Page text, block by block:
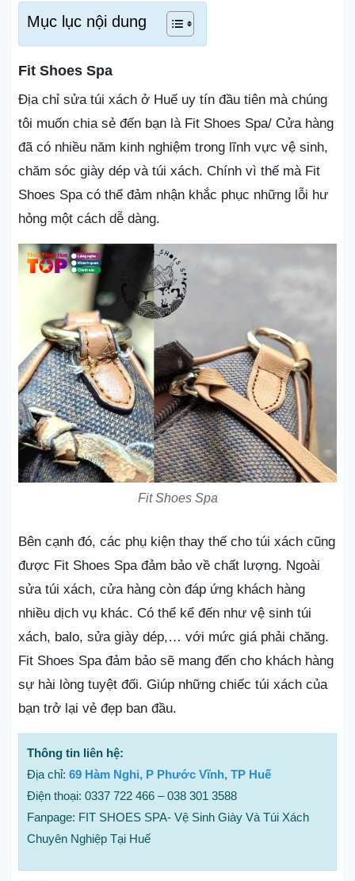
Mục lục nội dung
Fit Shoes Spa
Địa chỉ sửa túi xách ở Huế uy tín đầu tiên mà chúng
tôi muốn chia sẻ đến bạn là Fit Shoes Spa/ Cửa hàng
đã có nhiều năm kinh nghiệm trong lĩnh vực vệ sinh,
chăm sóc giày dép và túi xách. Chính vì thế mà Fit
Shoes Spa có thể đảm nhận khắc phục những lỗi hư
hỏng một cách dễ dàng.
Fit Shoes Spa
Bên cạnh đó, các phụ kiện thay thế cho túi xách cũng
được Fit Shoes Spa đảm bảo về chất lượng. Ngoài
sửa túi xách, cửa hàng còn đáp ứng khách hàng
nhiều dịch vụ khác. Có thể kể đến như vệ sinh túi
xách, balo, sửa giày dép,… với mức giá phải chăng.
Fit Shoes Spa đảm bảo sẽ mang đến cho khách hàng
sự hài lòng tuyệt đối. Giúp những chiếc túi xách của
bạn trở lại vẻ đẹp ban đầu.
Thông tin liên hệ:
Địa chỉ: 69 Hàm Nghi, P Phước Vĩnh, TP Huế
Điện thoại: 0337 722 466 – 038 301 3588
Fanpage: FIT SHOES SPA- Vệ Sinh Giày Và Túi Xách
Chuyên Nghiệp Tại Huế